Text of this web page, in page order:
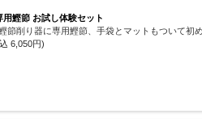
鰹節 お試し体験セット
節削り器に専用鰹節、手袋とマットもついて初
6,050円)